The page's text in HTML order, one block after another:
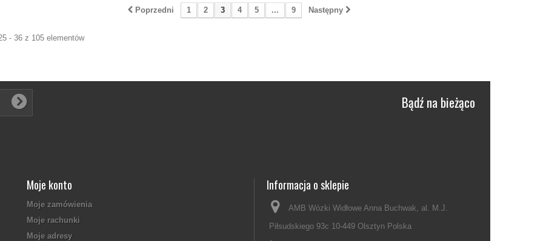
Poprzedni 1 2 3 4 5 ... 9 Następny
- 36 z 105 elementów
Bądź na bieżąco
Moje konto
Moje zamówienia
Moje rachunki
Moje adresy
Informacja o sklepie
AMB Wózki Widłowe Anna Buchwak, al. M.J.
Piłsudskiego 93c 10-449 Olsztyn Polska